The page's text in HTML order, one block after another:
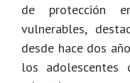
de protección
vulnerables,
desde hace dos
los adolescentes